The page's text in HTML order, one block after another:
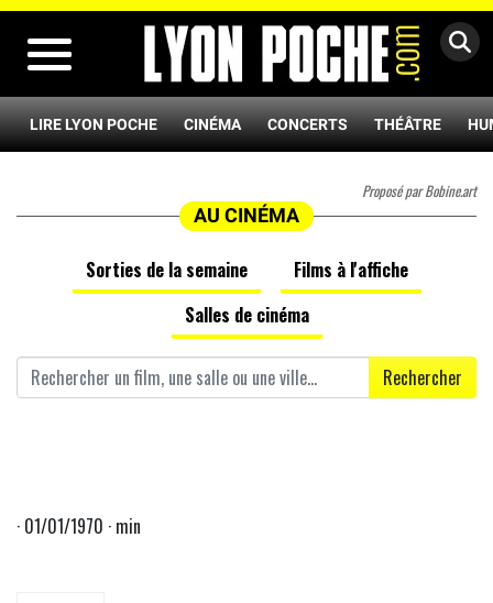
LIRE LYON POCHE CINÉMA CONCERTS THÉÂTRE
Proposé par Bobine.art
AU CINÉMA
Sorties de la semaine
Films à l'affiche
Salles de cinéma
Rechercher
· 01/01/1970 · min